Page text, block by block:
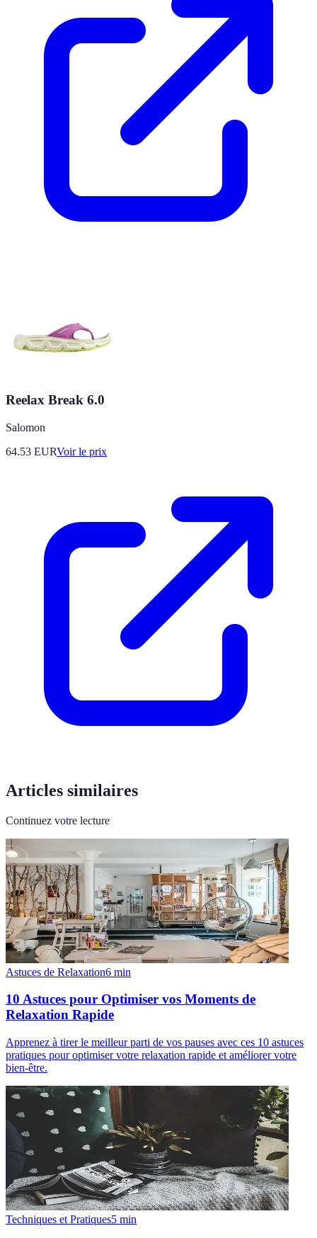
Reelax Break 6.0
Salomon
64.53 EURVoir le prix
Articles similaires
Continuez votre lecture
Astuces de Relaxation6 min
10 Astuces pour Optimiser vos Moments de
Relaxation Rapide
Apprenez à tirer le meilleur parti de vos pauses avec ces 10 astuces
pratiques pour optimiser votre relaxation rapide et améliorer votre
bien-être.
Techniques et Pratiques5 min